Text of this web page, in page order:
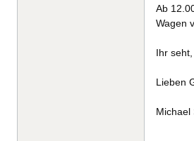
Ab
Wagen
Ihr
Lieben
Michael